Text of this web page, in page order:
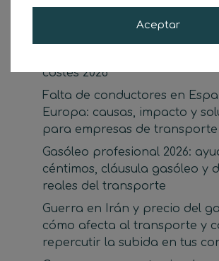
costes 2026
Falta de conductores en
Europa: causas, impacto y
para empresas de transporte
Gasóleo profesional 2026:
céntimos, cláusula gasóleo y
reales del transporte
Guerra en Irán y precio del
cómo afecta al transporte y
repercutir la subida en tus
Aceptar